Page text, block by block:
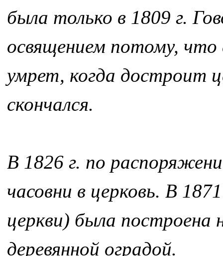
была только в 1809 г.
освящением потому, что
умрет, когда достроит
скончался.
В 1826 г. по
часовни в церковь. В
церкви) была построена
деревянной оградой.